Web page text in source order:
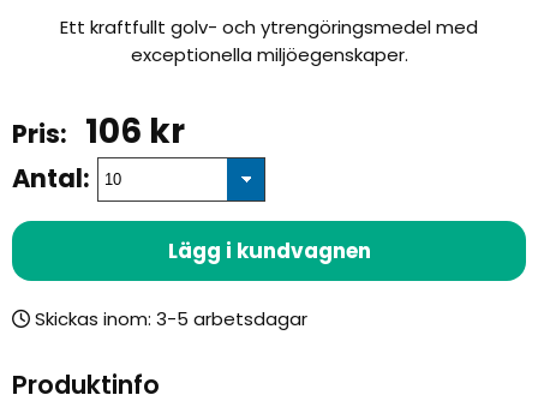
Ett kraftfullt golv- och ytrengöringsmedel med
exceptionella miljöegenskaper.
106 kr
Antal:
Lägg i kundvagnen
Skickas inom:
Produktinfo